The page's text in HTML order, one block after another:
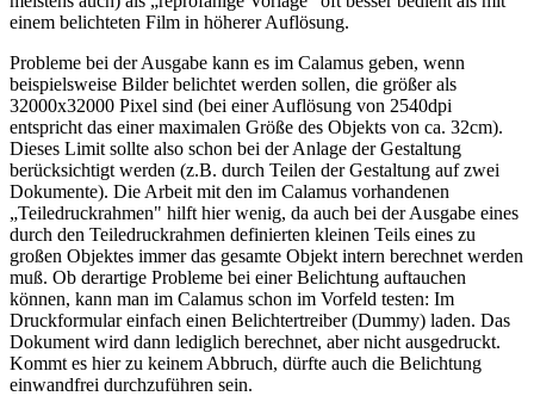
einem belichteten Film in höherer Auflösung.
Probleme bei der Ausgabe kann es im Calamus geben, wenn
beispielsweise Bilder belichtet werden sollen, die größer als
32000x32000 Pixel sind (bei einer Auflösung von 2540dpi
entspricht das einer maximalen Größe des Objekts von ca. 32cm).
Dieses Limit sollte also schon bei der Anlage der Gestaltung
berücksichtigt werden (z.B. durch Teilen der Gestaltung auf zwei
Dokumente). Die Arbeit mit den im Calamus vorhandenen
„Teiledruckrahmen" hilft hier wenig, da auch bei der Ausgabe eines
durch den Teiledruckrahmen definierten kleinen Teils eines zu
großen Objektes immer das gesamte Objekt intern berechnet werden
muß. Ob derartige Probleme bei einer Belichtung auftauchen
können, kann man im Calamus schon im Vorfeld testen: Im
Druckformular einfach einen Belichtertreiber (Dummy) laden. Das
Dokument wird dann lediglich berechnet, aber nicht ausgedruckt.
Kommt es hier zu keinem Abbruch, dürfte auch die Belichtung
einwandfrei durchzuführen sein.